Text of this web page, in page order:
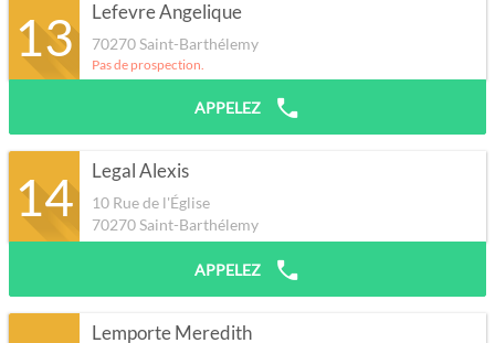
13 Lefevre Angelique
70270Saint-Barthélemy
Pas de prospection.
APPELEZ
14 Legal Alexis
10 Rue de l'Église
70270Saint-Barthélemy
APPELEZ
Lemporte Meredith